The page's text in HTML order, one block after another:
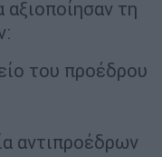
τη
του προέδρου
αντιπροέδρων